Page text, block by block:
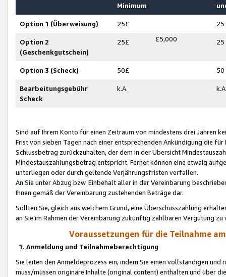
Minimum
Option 1 (Überweisung) 25£ 25
Option 2
(Geschenkgutschein)
25£ £5,000 25
Option 3 (Scheck) 50£ 50
Bearbeitungsgebühr
Scheck
k.A.
Sind auf Ihrem Konto für einen Zeitraum von mindestens drei Jahren
Frist von sieben Tagen nach einer entsprechenden Ankündigung die
Schlussbetrag zurückzuhalten, der dem in der Übersicht
Mindestauszahlungsbetrag entspricht. Ferner können eine etwaig
unterliegen oder durch geltende Verjährungsfristen verfallen.
An Sie unter Abzug bzw. Einbehalt aller in der Vereinbarung
Ihnen gemäß der Vereinbarung zustehenden Beträge dar.
Sollten Sie, gleich aus welchem Grund, eine Überschusszahlung
an Sie im Rahmen der Vereinbarung zukünftig zahlbaren Vergütung zu
Voraussetzungen für die Teilnahme
1. Anmeldung und Teilnahmeberechtigung
Sie leiten den Anmeldeprozess ein, indem Sie einen vollständigen
muss/müssen originäre Inhalte (original content) enthalten und über